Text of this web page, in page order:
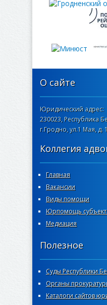
О сайте
Юридический адрес:
230023, Республика
г.Гродно, ул.1 Мая, д.
Коллегия
Главная
Вакансии
Виды помощи
Юрпомощь
Медиация
Полезное
Суды Республики
Органы
Каталоги сайтов